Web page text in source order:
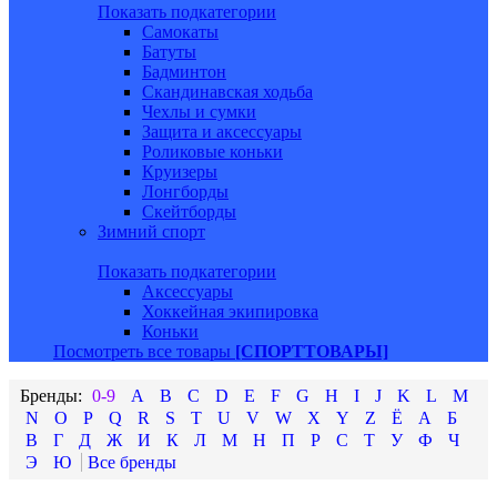
Показать подкатегории
Самокаты
Батуты
Бадминтон
Скандинавская ходьба
Чехлы и сумки
Защита и аксессуары
Роликовые коньки
Круизеры
Лонгборды
Скейтборды
Зимний спорт
Показать подкатегории
Аксессуары
Хоккейная экипировка
Коньки
Посмотреть все товары [СПОРТТОВАРЫ]
0-9 A B C D E F G H I J K L
M
N
O P Q R S T U V W X Y Z Ё А
Б
В
Г Д Ж И К Л М Н П Р С Т У Ф
Ч
Э
Ю